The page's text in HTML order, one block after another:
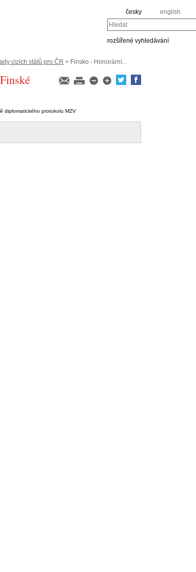
česky english
Hledat
rozšířené vyhledávání
cizích států pro ČR > Finsko - Honorární...
diplomatického protokolu MZV